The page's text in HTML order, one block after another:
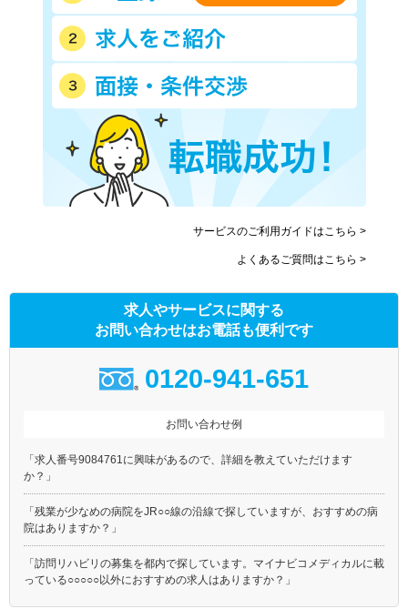
サービスのご利用ガイドはこちら >
よくあるご質問はこちら >
求人やサービスに関する
お問い合わせはお電話も便利です
0120-941-651
お問い合わせ例
「求人番号9084761に興味があるので、詳細を教えていただけます
か？」
「残業が少なめの病院をJR○○線の沿線で探していますが、おすすめの病
院はありますか？」
「訪問リハビリの募集を都内で探しています。マイナビコメディカルに載
っている○○○○○以外におすすめの求人はありますか？」